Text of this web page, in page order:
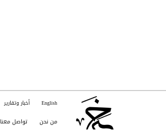
English أخبار وتقارير
من نحن تواصل معنا